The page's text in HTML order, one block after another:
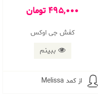
495,000 تومان
کفش جی اوکس
ببینم
از کمد Melissa